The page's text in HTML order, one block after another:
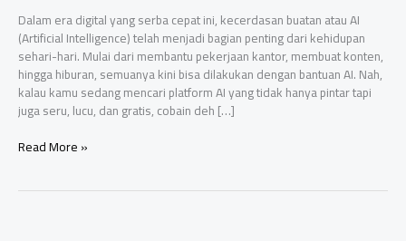
Dalam era digital yang serba cepat ini, kecerdasan buatan atau AI
(Artificial Intelligence) telah menjadi bagian penting dari kehidupan
sehari-hari. Mulai dari membantu pekerjaan kantor, membuat konten,
hingga hiburan, semuanya kini bisa dilakukan dengan bantuan AI. Nah,
kalau kamu sedang mencari platform AI yang tidak hanya pintar tapi
juga seru, lucu, dan gratis, cobain deh […]
Cobain
Read More »